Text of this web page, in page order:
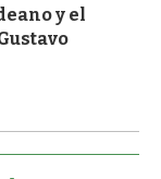
y el